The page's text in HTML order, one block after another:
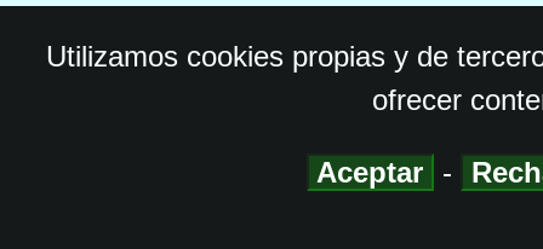
Utilizamos cookies propias y de
ofrecer
Aceptar -